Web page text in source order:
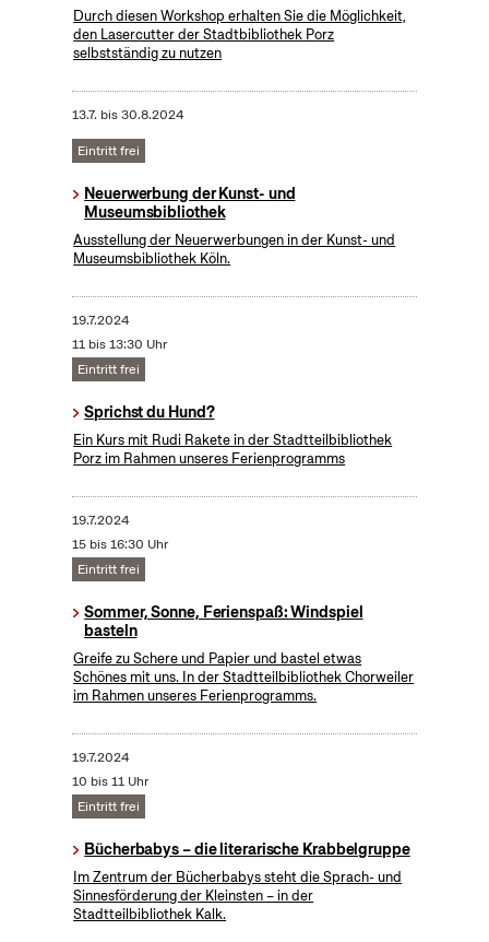
Durch diesen Workshop erhalten Sie die Möglichkeit,
den Lasercutter der Stadtbibliothek Porz
selbstständig zu nutzen
13.7. bis30.8.2024
Eintritt frei
Neuerwerbung der Kunst- und
Museumsbibliothek
Ausstellung der Neuerwerbungen in der Kunst- und
Museumsbibliothek Köln.
19.7.2024
11 bis 13:30 Uhr
Eintritt frei
Sprichst du Hund?
Ein Kurs mit Rudi Rakete in der Stadtteilbibliothek
Porz im Rahmen unseres Ferienprogramms
19.7.2024
15 bis 16:30 Uhr
Eintritt frei
Sommer, Sonne, Ferienspaß: Windspiel
basteln
Greife zu Schere und Papier und bastel etwas
Schönes mit uns. In der Stadtteilbibliothek Chorweiler
im Rahmen unseres Ferienprogramms.
19.7.2024
10 bis 11 Uhr
Eintritt frei
Bücherbabys – die literarische Krabbelgruppe
Im Zentrum der Bücherbabys steht die Sprach- und
Sinnesförderung der Kleinsten – in der
Stadtteilbibliothek Kalk.